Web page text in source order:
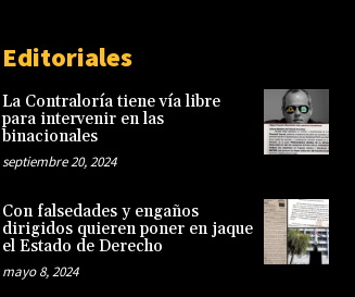
Editoriales
La Contraloría tiene vía libre
para intervenir en las
binacionales
septiembre 20, 2024
Con falsedades y engaños
dirigidos quieren poner en jaque
el Estado de Derecho
mayo 8, 2024